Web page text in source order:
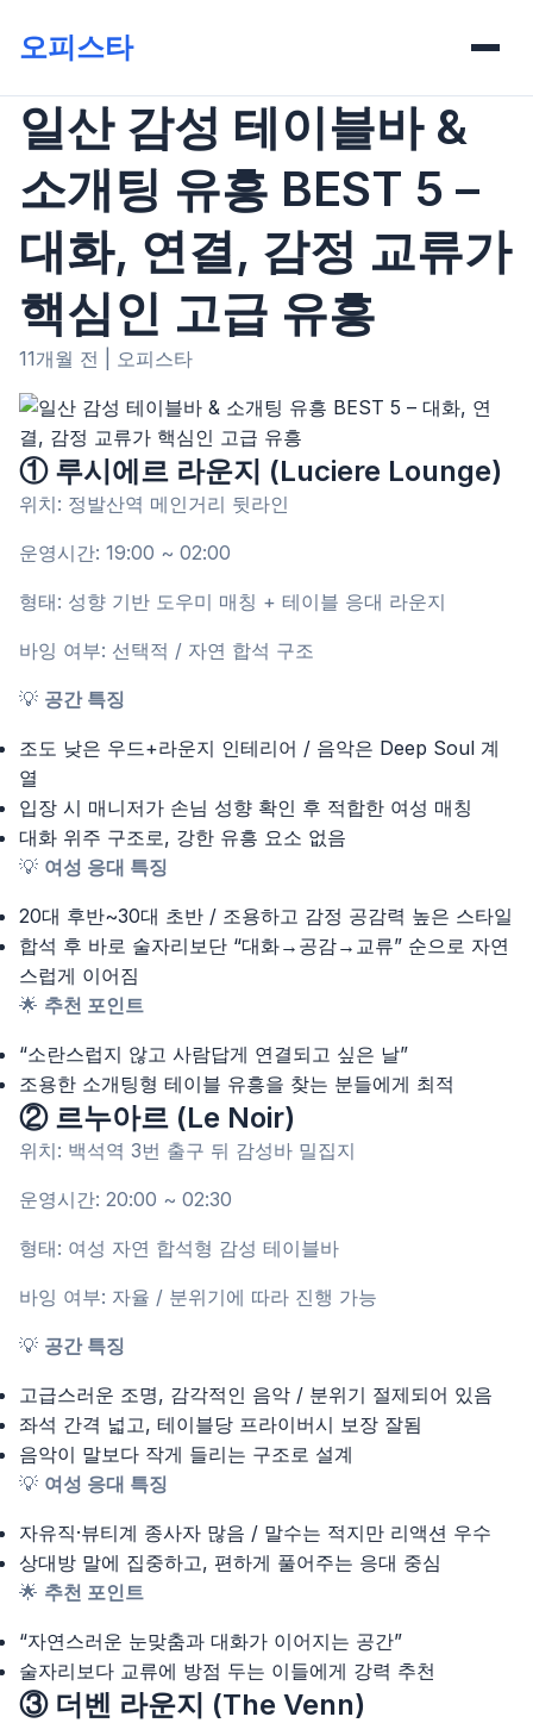
오피스타
일산 감성 테이블바 &
소개팅 유흥 BEST 5 –
대화, 연결, 감정 교류가
핵심인 고급 유흥
11개월 전 오피스타
① 루시에르 라운지 (Luciere Lounge)
위치: 정발산역 메인거리 뒷라인
운영시간: 19:00 ~ 02:00
형태: 성향 기반 도우미 매칭 + 테이블 응대 라운지
바잉 여부: 선택적 / 자연 합석 구조
💡 공간 특징
조도 낮은 우드+라운지 인테리어 / 음악은 Deep Soul 계
열
입장 시 매니저가 손님 성향 확인 후 적합한 여성 매칭
대화 위주 구조로, 강한 유흥 요소 없음
💡 여성 응대 특징
20대 후반~30대 초반 / 조용하고 감정 공감력 높은 스타일
합석 후 바로 술자리보단 “대화→공감→교류” 순으로 자연
스럽게 이어짐
🌟 추천 포인트
“소란스럽지 않고 사람답게 연결되고 싶은 날”
조용한 소개팅형 테이블 유흥을 찾는 분들에게 최적
② 르누아르 (Le Noir)
위치: 백석역 3번 출구 뒤 감성바 밀집지
운영시간: 20:00 ~ 02:30
형태: 여성 자연 합석형 감성 테이블바
바잉 여부: 자율 / 분위기에 따라 진행 가능
💡 공간 특징
고급스러운 조명, 감각적인 음악 / 분위기 절제되어 있음
좌석 간격 넓고, 테이블당 프라이버시 보장 잘됨
음악이 말보다 작게 들리는 구조로 설계
💡 여성 응대 특징
자유직·뷰티계 종사자 많음 / 말수는 적지만 리액션 우수
상대방 말에 집중하고, 편하게 풀어주는 응대 중심
🌟 추천 포인트
“자연스러운 눈맞춤과 대화가 이어지는 공간”
술자리보다 교류에 방점 두는 이들에게 강력 추천
③ 더벤 라운지 (The Venn)